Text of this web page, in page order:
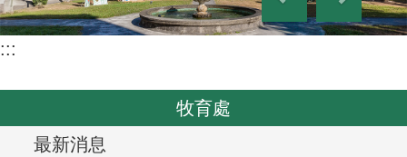
e
i
r
e
o
e
x
:::
牧育處
T
最新消息